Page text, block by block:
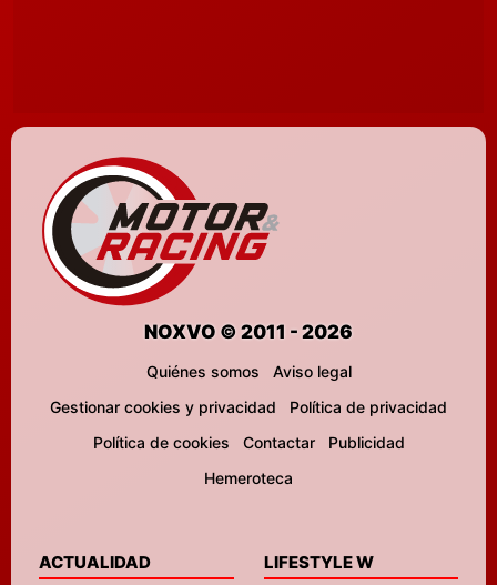
NOXVO © 2011 - 2026
Quiénes somos
Aviso legal
Gestionar cookies y privacidad
Política de privacidad
Política de cookies
Contactar
Publicidad
Hemeroteca
ACTUALIDAD
LIFESTYLE W